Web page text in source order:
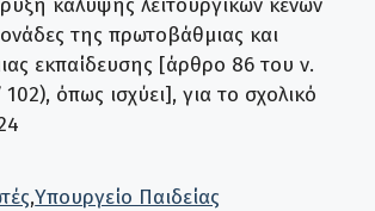
κάλυψης λειτουργικών κενών
της πρωτοβάθμιας και
εκπαίδευσης [άρθρο 86 του ν.
όπως ισχύει], για το σχολικό
,Υπουργείο Παιδείας